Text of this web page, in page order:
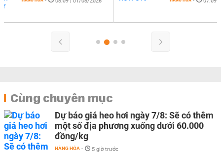
Cùng chuyên mục
Dự báo giá heo hơi ngày 7/8: Sẽ có thêm
một số địa phương xuống dưới 60.000
đồng/kg
HÀNG HÓA - 5 giờ trước